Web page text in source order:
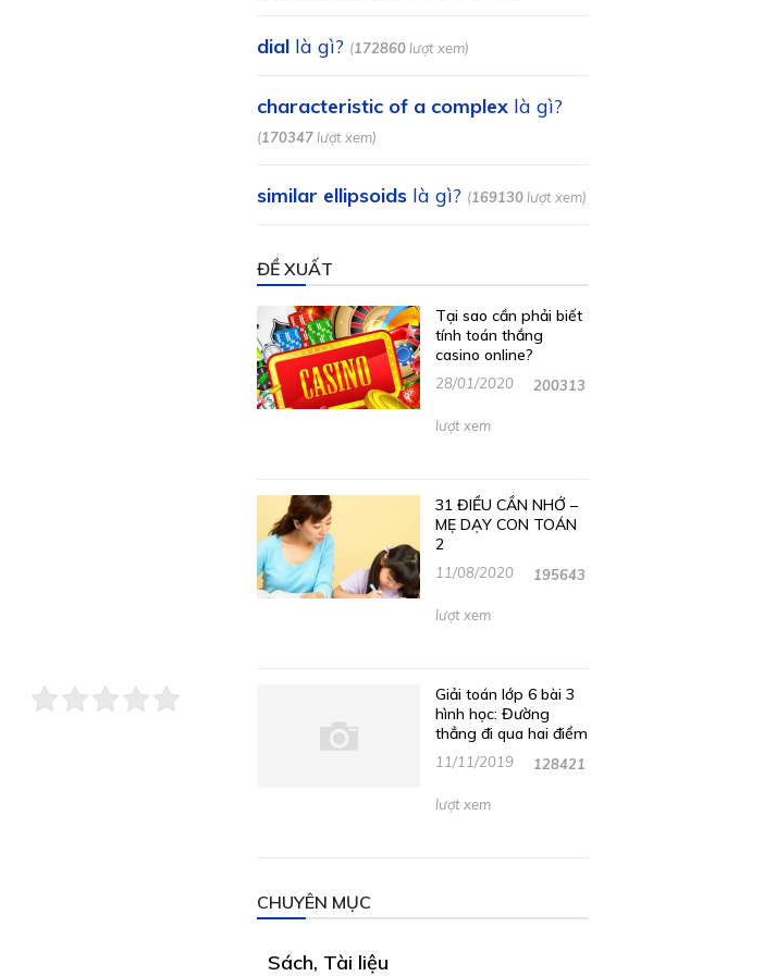
dial là gì? (172860 lượt xem)
characteristic of a complex là gì?
(170347 lượt xem)
similar ellipsoids là gì? (169130 lượt xem)
ĐỀ XUẤT
Tại sao cần phải biết
tính toán thắng
casino online?
28/01/2020 200313
lượt xem
31 ĐIỀU CẦN NHỚ –
MẸ DẠY CON TOÁN
2
11/08/2020 195643
lượt xem
Giải toán lớp 6 bài 3
hình học: Đường
thẳng đi qua hai điểm
11/11/2019 128421
lượt xem
CHUYÊN MỤC
Sách, Tài liệu